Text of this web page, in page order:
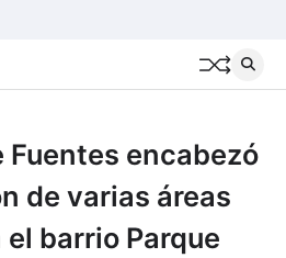
Fuentes encabezó
de varias áreas
barrio Parque